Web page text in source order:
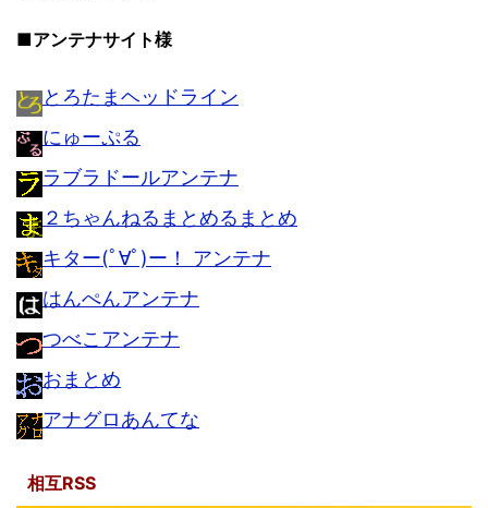
■アンテナサイト様
とろたまヘッドライン
にゅーぷる
ラブラドールアンテナ
２ちゃんねるまとめるまとめ
キター(ﾟ∀ﾟ)ー！ アンテナ
はんぺんアンテナ
つべこアンテナ
おまとめ
アナグロあんてな
相互RSS